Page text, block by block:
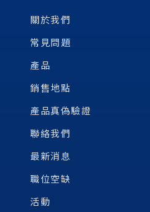
關於我們
常見問題
產品
銷售地點
產品真偽驗證
聯絡我們
最新消息
職位空缺
活動